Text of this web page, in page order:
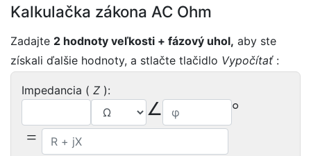
Kalkulačka zákona AC Ohm
Zadajte 2 hodnoty veľkosti + fázový uhol, aby ste
získali ďalšie hodnoty, a stlačte tlačidlo Vypočítať:
Impedancia ( Z ):
∠
°
=